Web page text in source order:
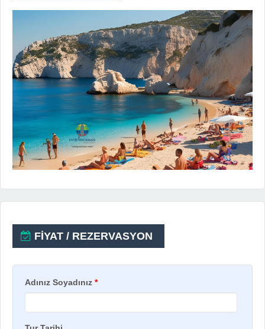
FİYAT / REZERVASYON
Adınız Soyadınız *